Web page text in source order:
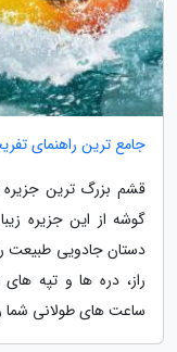
جامع ترین راهنمای
قشم بزرگ ترین
گوشه از این جزیره
دستان جادویی طبیعت
راز، دره ها و تپه
ساعت های طولانی شما